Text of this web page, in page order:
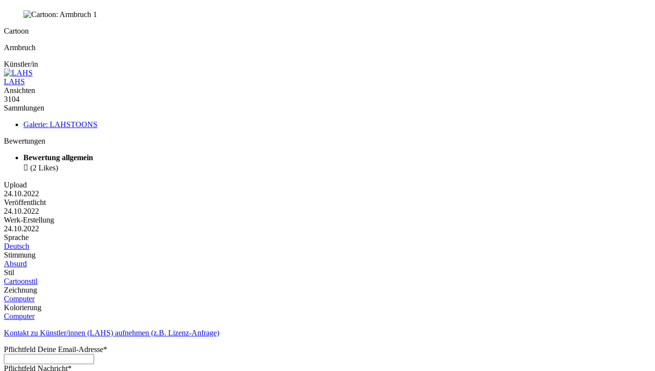
Cartoon
Armbruch
Künstler/in
LAHS
Ansichten
3104
Sammlungen
Galerie: LAHSTOONS
Bewertungen
Bewertung allgemein
 (2 Likes)
Upload
24.10.2022
Veröffentlicht
24.10.2022
Werk-Erstellung
24.10.2022
Sprache
Deutsch
Stimmung
Absurd
Stil
Cartoonstil
Zeichnung
Computer
Kolorierung
Computer
Kontakt zu Künstler/innen (LAHS) aufnehmen (z.B. Lizenz-Anfrage)
Pflichtfeld Deine Email-Adresse*
Pflichtfeld Nachricht*